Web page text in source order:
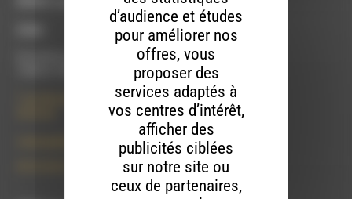
10h00 à 12h00 et 13h30 à 17h00
d’audience et études
pour améliorer nos
offres, vous
proposer des
services adaptés à
vos centres d’intérêt,
afficher des
publicités ciblées
sur notre site ou
ceux de partenaires,